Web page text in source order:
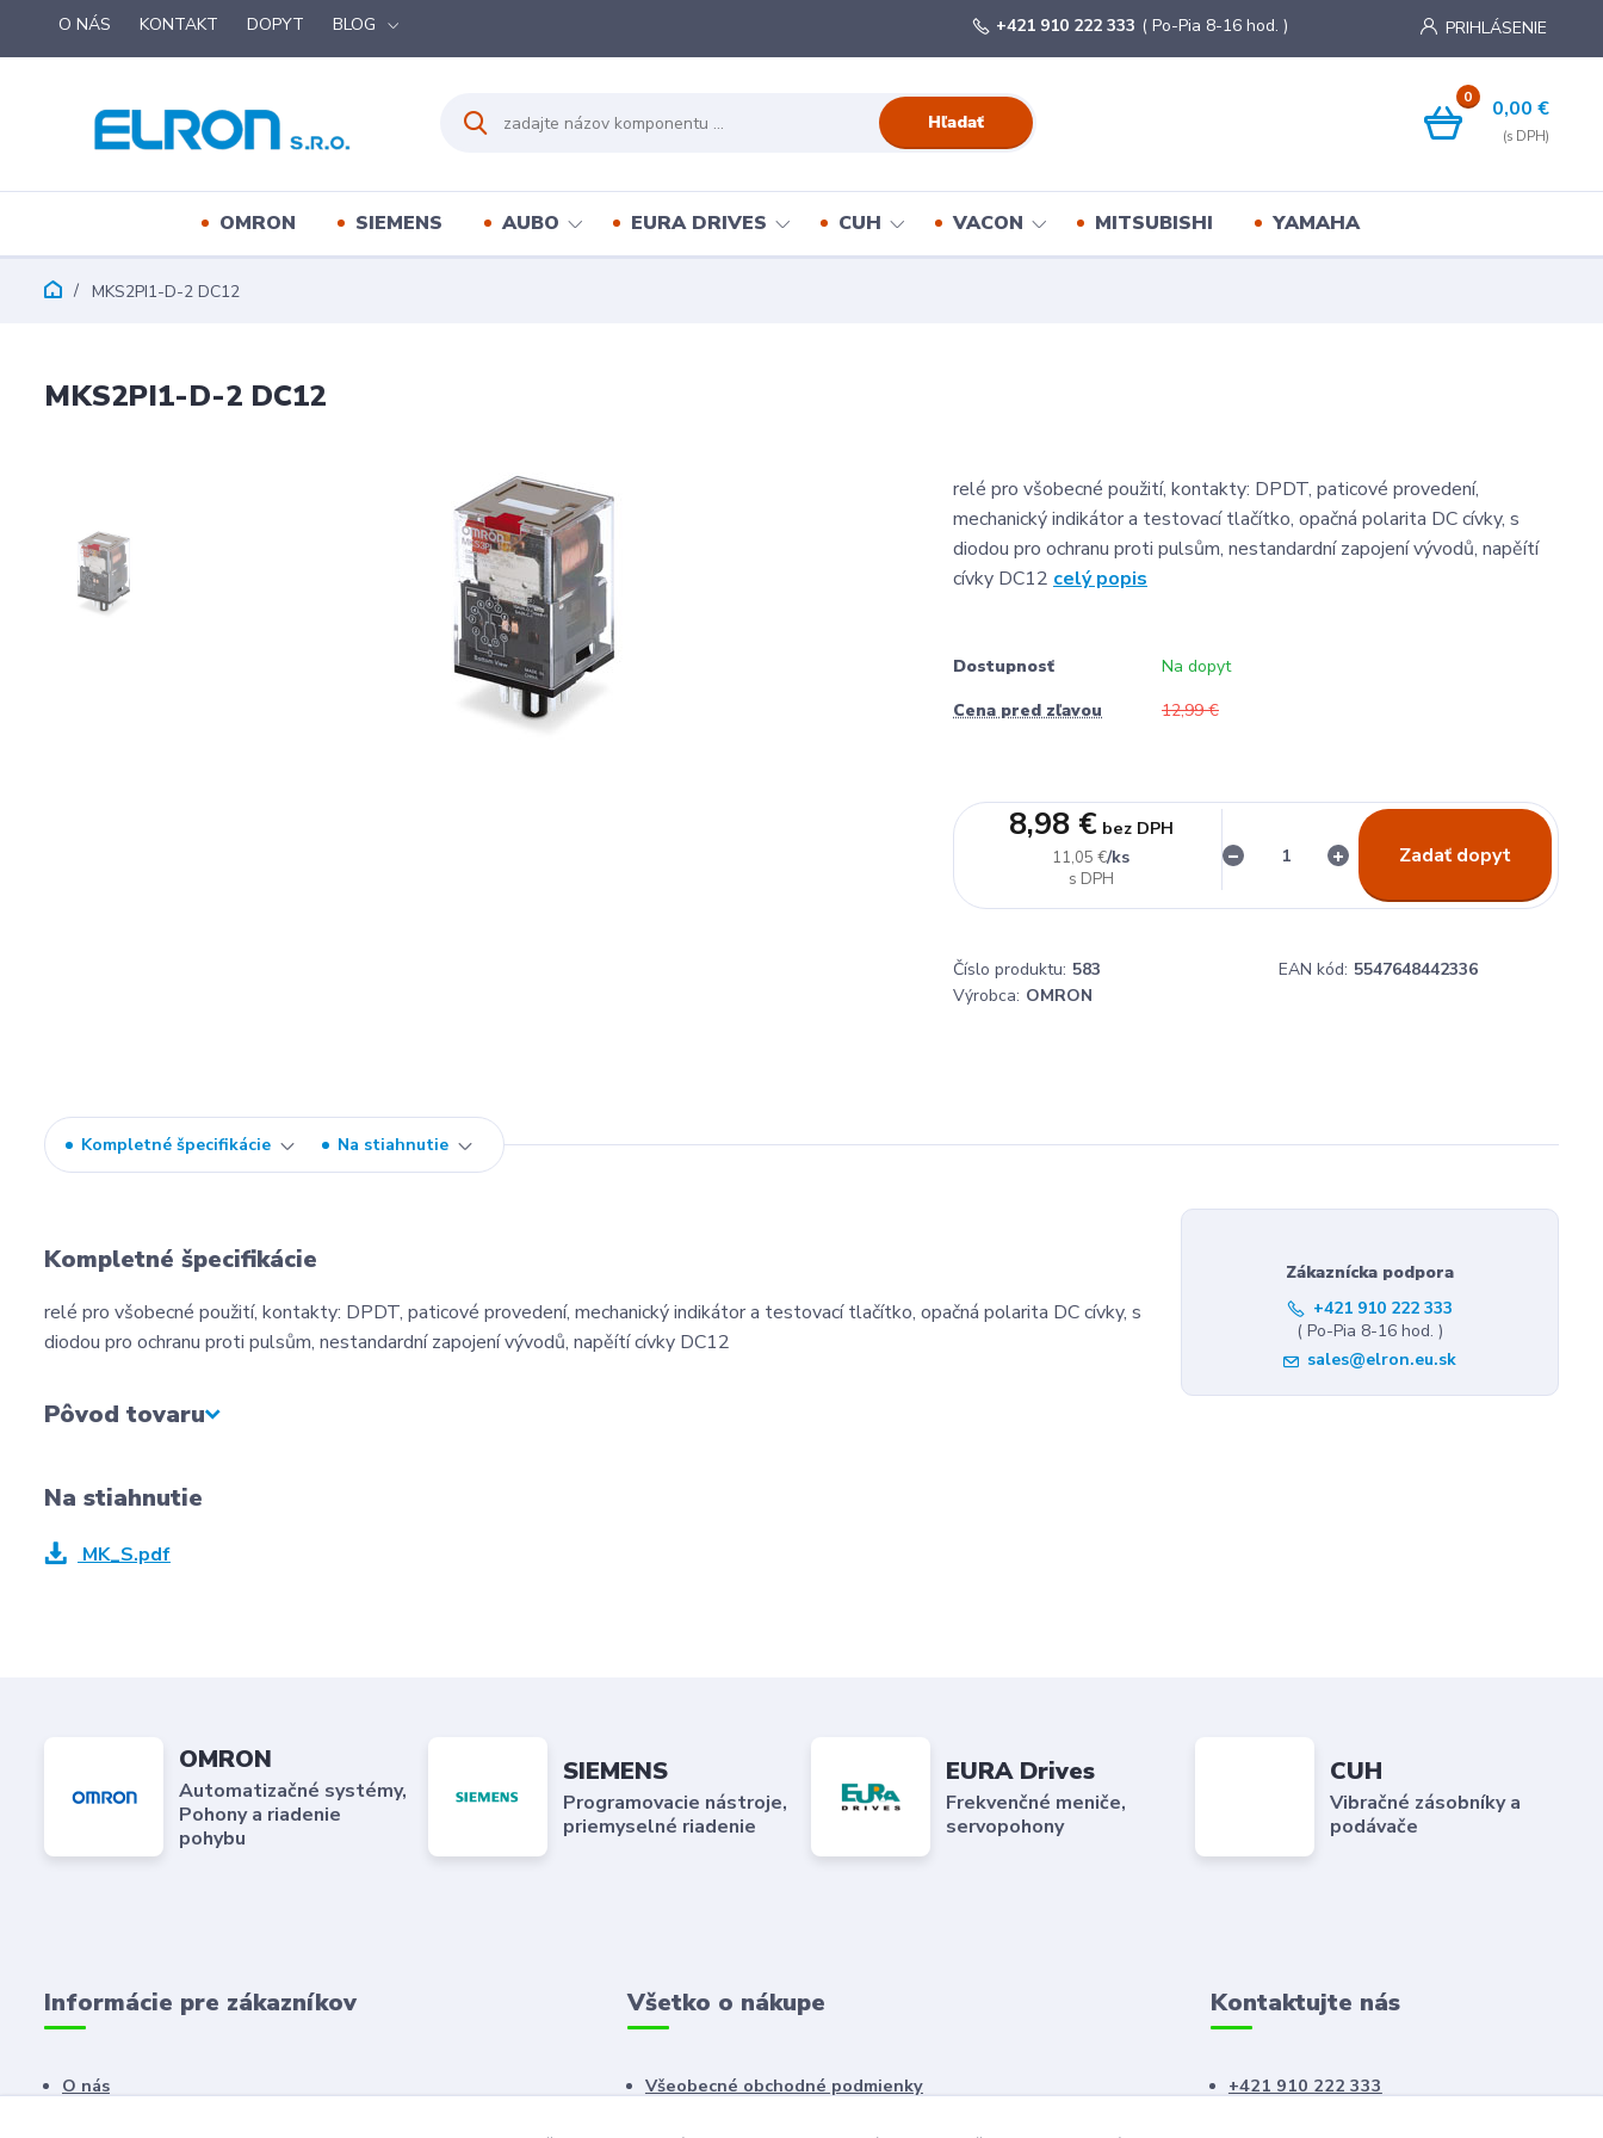
O NÁS KONTAKT DOPYT BLOG PRIHLÁSENIE
Hľadať
+421 910 222 333 ( Po-Pia 8-16 hod. )
0 0,00 €
OMRON SIEMENS AUBO EURA DRIVES CUH VACON MITSUBISHI YAMAHA
MKS2PI1-D-2 DC12
MKS2PI1-D-2 DC12
relé pro všobecné použití, kontakty: DPDT, paticové provedení,
mechanický indikátor a testovací tlačítko, opačná polarita DC cívky, s
diodou pro ochranu proti pulsům, nestandardní zapojení vývodů, napěítí
cívky DC12 celý popis
Dostupnosť
Na dopyt
Cena pred zľavou
12,99 €
11,05 €/ks
8,98 € bez DPH
Zadať dopyt
Číslo produktu: 583 EAN kód: 5547648442336
Výrobca: OMRON
Kompletné špecifikácie Na stiahnutie
Kompletné špecifikácie
relé pro všobecné použití, kontakty: DPDT, paticové provedení, mechanický indikátor a testovací tlačítko, opačná polarita DC cívky, s
diodou pro ochranu proti pulsům, nestandardní zapojení vývodů, napěítí cívky DC12
Pôvod tovaru
Zákaznícka podpora
+421 910 222 333
( Po-Pia 8-16 hod. )
sales@elron.eu.sk
Na stiahnutie
MK_S.pdf
OMRON
Automatizačné systémy,
Pohony a riadenie
pohybu
SIEMENS
Programovacie nástroje,
priemyselné riadenie
EURA Drives
Frekvenčné meniče,
servopohony
CUH
Vibračné zásobníky a
podávače
Informácie pre zákazníkov
O nás
Všetko o nákupe
Všeobecné obchodné podmienky
Kontaktujte nás
+421 910 222 333